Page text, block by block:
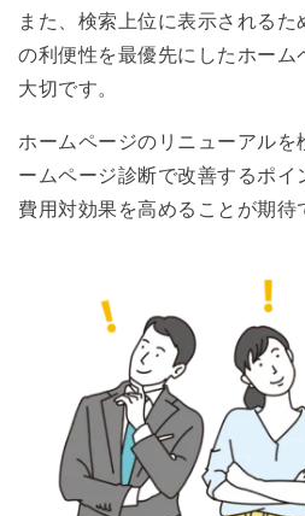
また、検索上位に表示されるた
の利便性を最優先にしたホー
大切です。
ホームページのリニューアル
ームページ診断で改善するポ
費用対効果を高めることが期待